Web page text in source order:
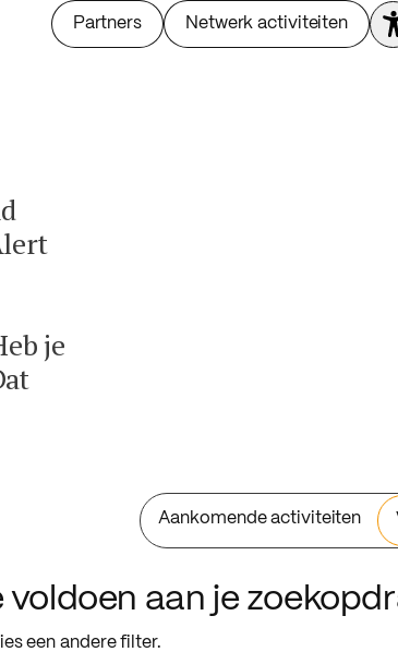
Partners Netwerk activiteiten
je
Aankomende activiteiten
aan je
een andere filter.